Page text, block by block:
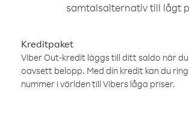
samtalsalternativ till lågt
Kreditpaket
Viber Out-kredit läggs till ditt saldo när
oavsett belopp. Med din kredit kan du
nummer i världen till Vibers låga priser.